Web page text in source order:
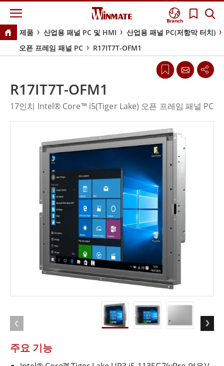
Branch
제품 산업용 패널 PC 및 HMI
산업용 패널 PC(저항막 터치)
오픈 프레임 패널 PC
R17IT7T-OFM1
주요 기능
R17IT7T-OFM1
17인치 Intel® Core™ i5(Tiger Lake) 오픈 프레임 패널 PC